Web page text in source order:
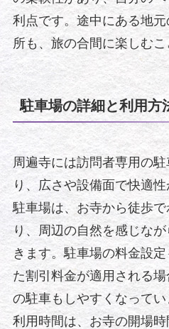
利点です。途中にある地
所も、旅の合間に楽しむこ
駐車場の詳細と利用方
周遍寺には訪問者専用の
り、広さや設備面で快適
駐車場は、お寺から徒歩
り、周辺の自然を感じな
きます。駐車場の料金設
た割引料金が適用される
の駐車もしやすくなって
利用時間は、お寺の開場